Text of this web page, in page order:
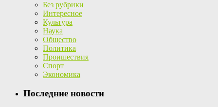
Без рубрики
Интересное
Культура
Наука
Общество
Политика
Проишествия
Спорт
Экономика
Последние новости